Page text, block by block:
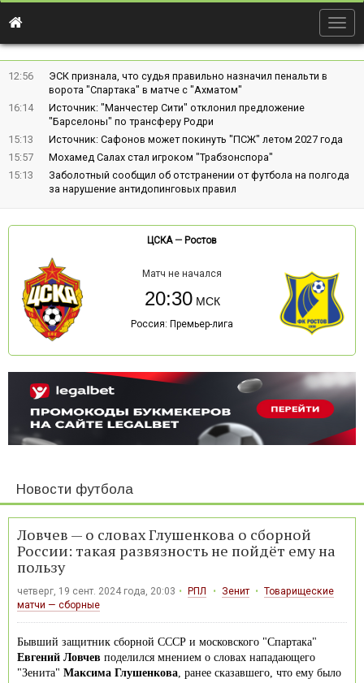
12:56
ЭСК признала, что судья правильно назначил пенальти в
ворота "Спартака" в матче с "Ахматом"
16:14
Источник: "Манчестер Сити" отклонил предложение
"Барселоны" по трансферу Родри
15:13
Источник: Сафонов может покинуть "ПСЖ" летом 2027 года
15:57
Мохамед Салах стал игроком "Трабзонспора"
15:13
Заболотный сообщил об отстранении от футбола на полгода
за нарушение антидопинговых правил
ЦСКА— Ростов
Матч не начался
20:30
Россия: Премьер-лига
Новости футбола
Ловчев — о словах Глушенкова о сборной
России: такая развязность не пойдёт ему на
пользу
четверг, 19 сент. 2024 года, 20:03 РПЛ Зенит
Товарищеские
матчи — сборные
Бывший защитник сборной СССР и московского "Спартака"
Евгений Ловчев поделился мнением о словах нападающего
"Зенита" Максима Глушенкова , ранее сказавшего, что ему было